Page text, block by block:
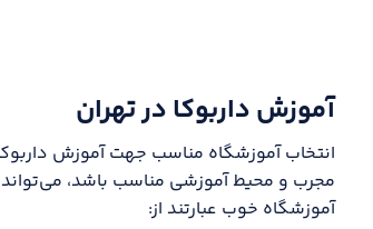
آموزش داربوکا در تهران
انتخاب آموزشگاه مناسب جهت آموزش
مجرب و محیط آموزشی مناسب باشد، می‌تواند
آموزشگاه خوب عبارتند از: